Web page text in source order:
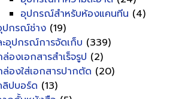
อุปกรณ์สำหรับห้องแคนทีน (4)
ปกรณ์ช่าง (19)
อุปกรณ์การจัดเก็บ (339)
องเอกสารสำเร็จรูป (2)
ล่องใส่เอกสารปากตัด (20)
ลิปบอร์ด (13)